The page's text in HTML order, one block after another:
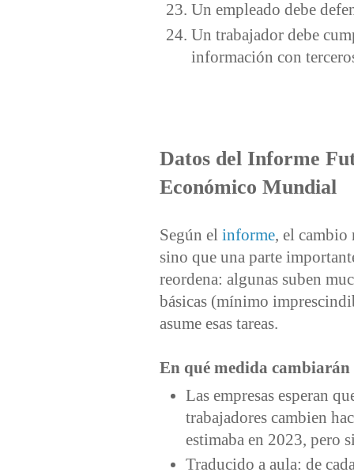
Un empleado debe
Un trabajador debe
información con
Datos del Informe
Económico Mundial
Según el informe, el cambio
sino que una parte
reordena: algunas suben
básicas (mínimo
asume esas tareas.
En qué medida
Las empresas esperan
trabajadores cambien
estimaba en 2023, pero
Traducido a aula: de